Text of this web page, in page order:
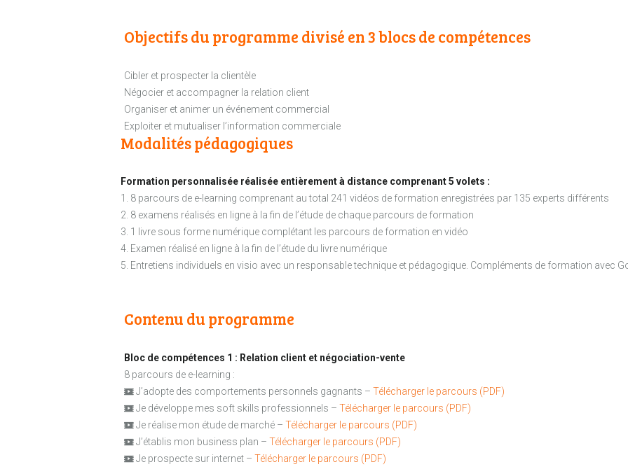
Objectifs du programme divisé en 3 blocs de compétences
Cibler et prospecter la clientèle
Négocier et accompagner la relation client
Organiser et animer un événement commercial
Exploiter et mutualiser l’information commerciale
Modalités pédagogiques
Formation personnalisée réalisée entièrement à distance comprenant 5 volets :
1. 8 parcours de e-learning comprenant au total 241 vidéos de formation enregistrées par 135 experts différents
2. 8 examens réalisés en ligne à la fin de l’étude de chaque parcours de formation
3. 1 livre sous forme numérique complétant les parcours de formation en vidéo
4. Examen réalisé en ligne à la fin de l’étude du livre numérique
5. Entretiens individuels en visio avec un responsable technique et pédagogique. Compléments de formation avec
Contenu du programme
Bloc de compétences 1 : Relation client et négociation-vente
8 parcours de e-learning :
J’adopte des comportements personnels gagnants – Télécharger le parcours (PDF)
Je développe mes soft skills professionnels – Télécharger le parcours (PDF)
Je réalise mon étude de marché – Télécharger le parcours (PDF)
J’établis mon business plan – Télécharger le parcours (PDF)
Je prospecte sur internet – Télécharger le parcours (PDF)